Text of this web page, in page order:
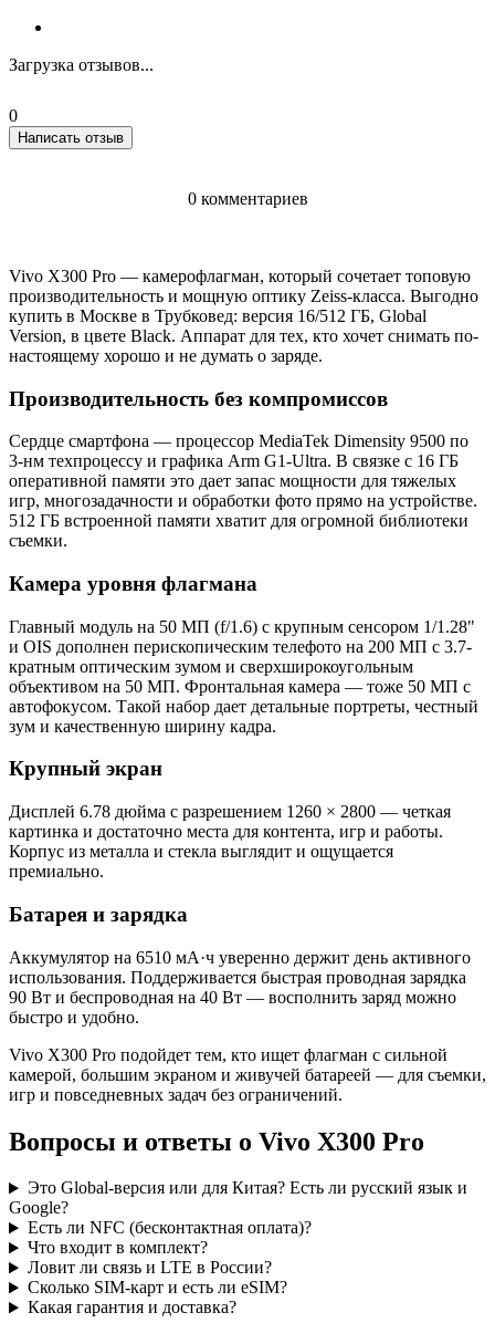
Загрузка отзывов...
0
Написать отзыв
0 комментариев
Vivo X300 Pro — камерофлагман, который сочетает топовую
производительность и мощную оптику Zeiss-класса. Выгодно
купить в Москве в Трубковед: версия 16/512 ГБ, Global
Version, в цвете Black. Аппарат для тех, кто хочет снимать по-
настоящему хорошо и не думать о заряде.
Производительность без компромиссов
Сердце смартфона — процессор MediaTek Dimensity 9500 по
3-нм техпроцессу и графика Arm G1-Ultra. В связке с 16 ГБ
оперативной памяти это дает запас мощности для тяжелых
игр, многозадачности и обработки фото прямо на устройстве.
512 ГБ встроенной памяти хватит для огромной библиотеки
съемки.
Камера уровня флагмана
Главный модуль на 50 МП (f/1.6) с крупным сенсором 1/1.28"
и OIS дополнен перископическим телефото на 200 МП с 3.7-
кратным оптическим зумом и сверхширокоугольным
объективом на 50 МП. Фронтальная камера — тоже 50 МП с
автофокусом. Такой набор дает детальные портреты, честный
зум и качественную ширину кадра.
Крупный экран
Дисплей 6.78 дюйма с разрешением 1260 × 2800 — четкая
картинка и достаточно места для контента, игр и работы.
Корпус из металла и стекла выглядит и ощущается
премиально.
Батарея и зарядка
Аккумулятор на 6510 мА·ч уверенно держит день активного
использования. Поддерживается быстрая проводная зарядка
90 Вт и беспроводная на 40 Вт — восполнить заряд можно
быстро и удобно.
Vivo X300 Pro подойдет тем, кто ищет флагман с сильной
камерой, большим экраном и живучей батареей — для съемки,
игр и повседневных задач без ограничений.
Вопросы и ответы о Vivo X300 Pro
Это Global-версия или для Китая? Есть ли русский язык и
Google?
Есть ли NFC (бесконтактная оплата)?
Что входит в комплект?
Ловит ли связь и LTE в России?
Сколько SIM-карт и есть ли eSIM?
Какая гарантия и доставка?